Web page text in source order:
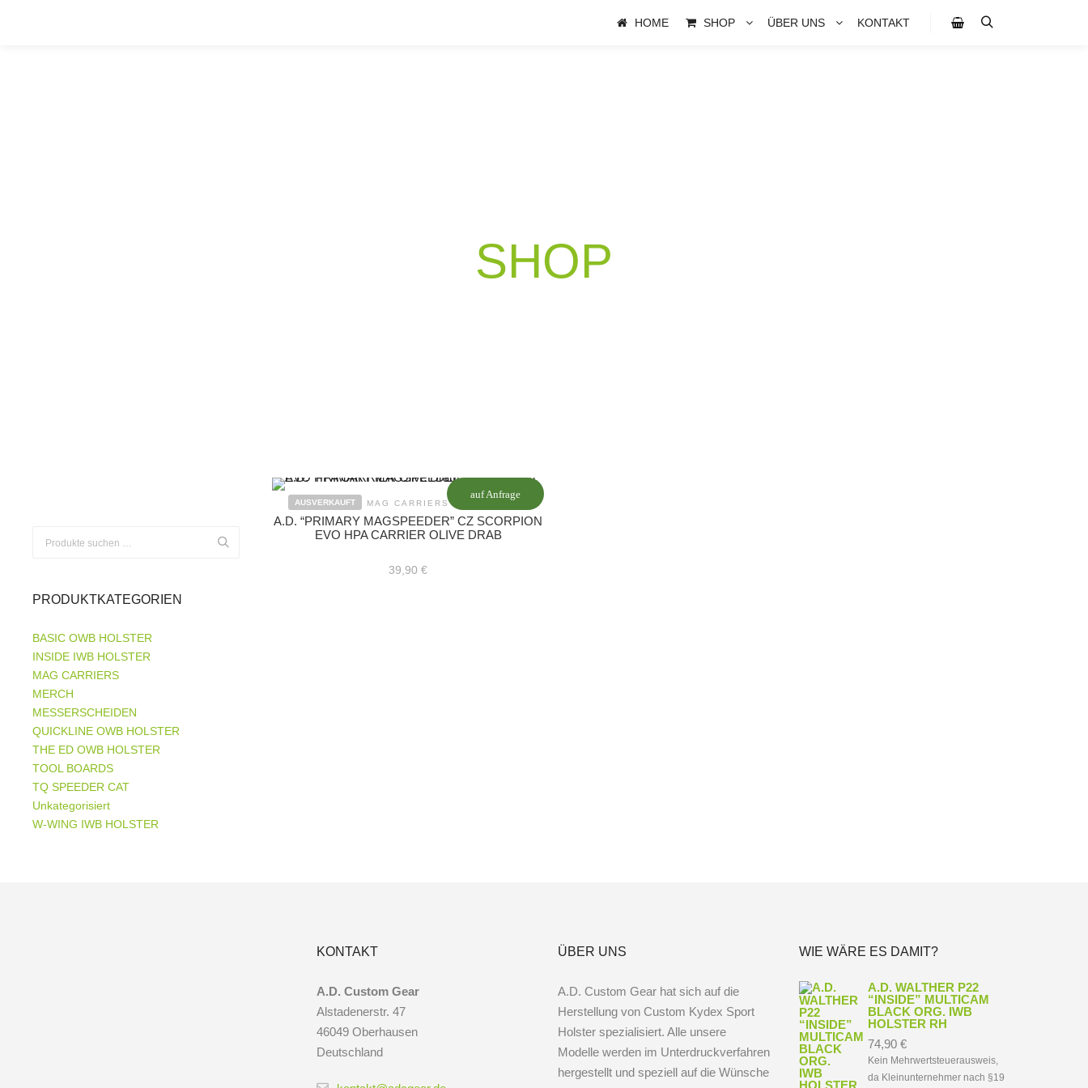
HOME SHOP ÜBER UNS KONTAKT
SHOP
auf Anfrage
AUSVERKAUFT MAG CARRIERS
A.D. “PRIMARY MAGSPEEDER” CZ SCORPION
EVO HPA CARRIER OLIVE DRAB
39,90 €
PRODUKTKATEGORIEN
BASIC OWB HOLSTER
INSIDE IWB HOLSTER
MAG CARRIERS
MERCH
MESSERSCHEIDEN
QUICKLINE OWB HOLSTER
THE ED OWB HOLSTER
TOOL BOARDS
TQ SPEEDER CAT
Unkategorisiert
W-WING IWB HOLSTER
KONTAKT
A.D. Custom Gear
Alstadenerstr. 47
46049 Oberhausen
Deutschland
ÜBER UNS
A.D. Custom Gear hat sich auf die
Herstellung von Custom Kydex Sport
Holster spezialisiert. Alle unsere
Modelle werden im Unterdruckverfahren
hergestellt und speziell auf die Wünsche
WIE WÄRE ES DAMIT?
A.D. WALTHER P22
“INSIDE” MULTICAM
BLACK ORG. IWB
HOLSTER RH
74,90€
Kein Mehrwertsteuerausweis,
da Kleinunternehmer nach §19